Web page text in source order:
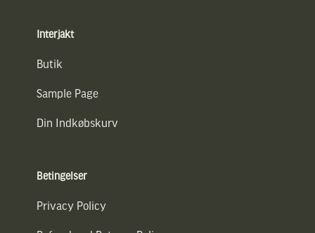
Interjakt
Butik
Sample Page
Din Indkøbskurv
Betingelser
Privacy Policy